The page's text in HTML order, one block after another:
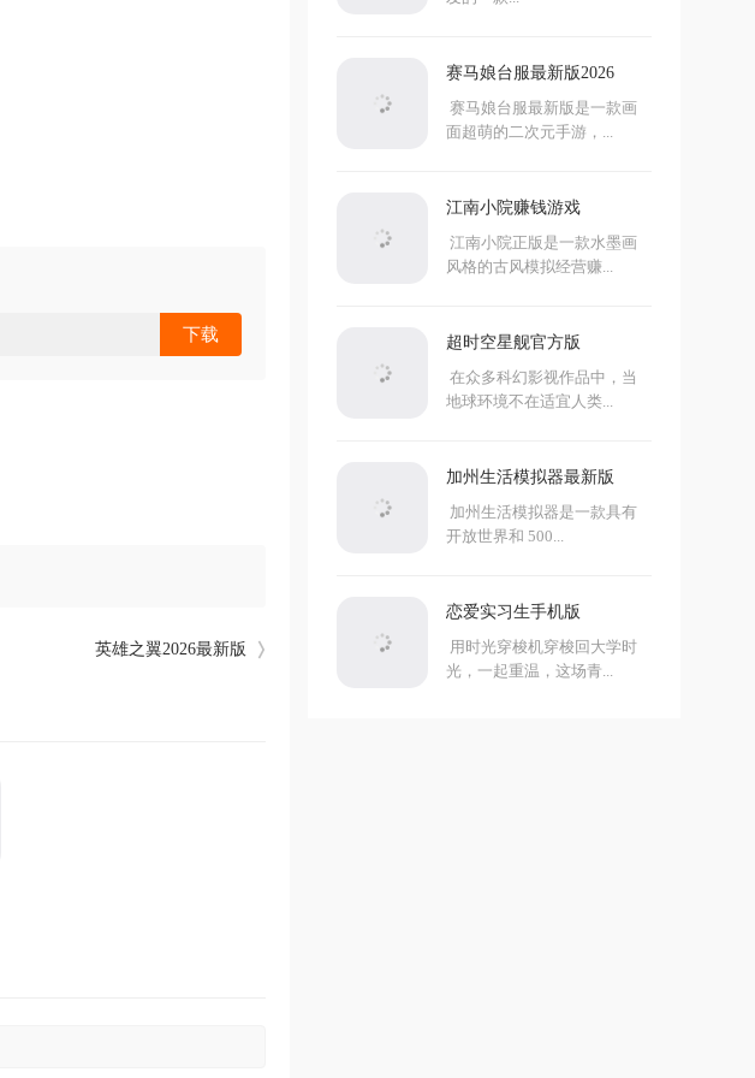
下载
英雄之翼2026最新版
赛马娘台服最新版2026
赛马娘台服最新版是一款画
面超萌的二次元手游，...
江南小院赚钱游戏
江南小院正版是一款水墨画
风格的古风模拟经营赚...
超时空星舰官方版
在众多科幻影视作品中，当
地球环境不在适宜人类...
加州生活模拟器最新版
加州生活模拟器是一款具有
开放世界和 500...
恋爱实习生手机版
用时光穿梭机穿梭回大学时
光，一起重温，这场青...